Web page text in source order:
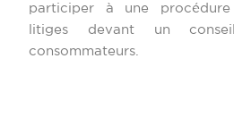
participer à une
litiges devant un
consommateurs.